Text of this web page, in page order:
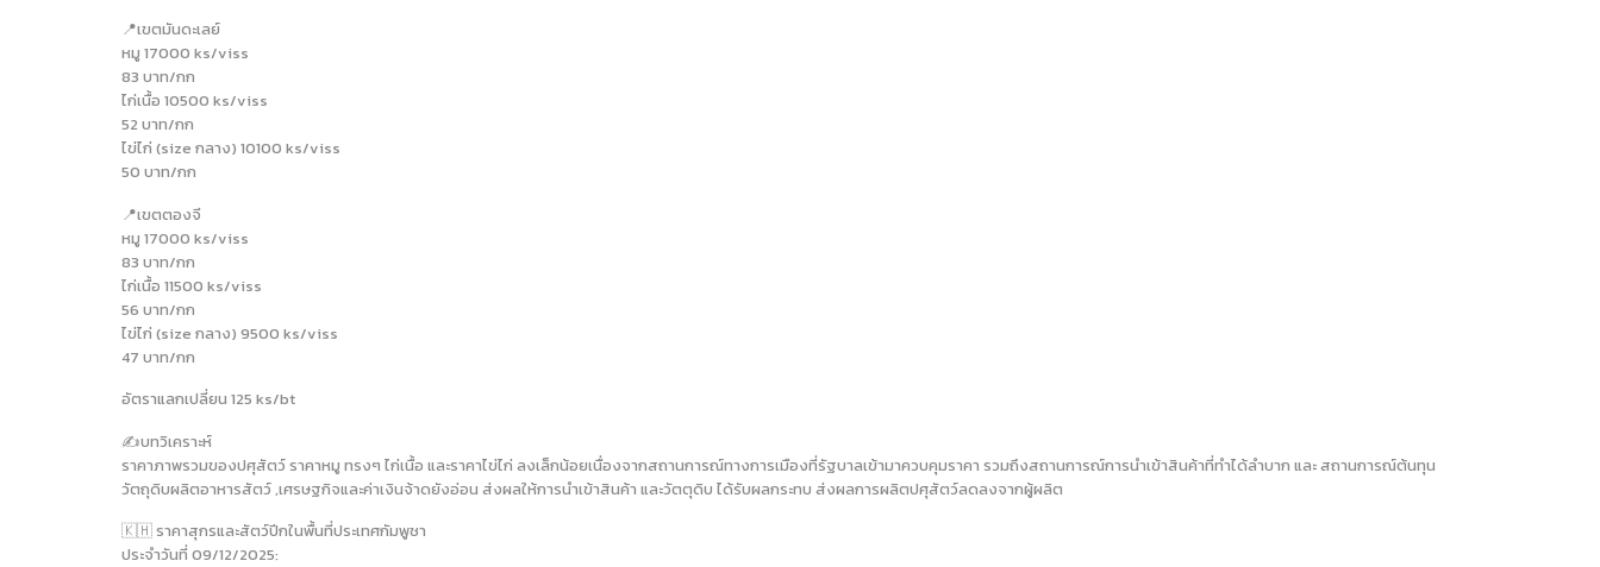
📍เขตมันดะเลย์
หมู 17000 ks/viss
83 บาท/กก
ไก่เนื้อ 10500 ks/viss
52 บาท/กก
ไข่ไก่ (size กลาง) 10100 ks/viss
50 บาท/กก
📍เขตตองจี
หมู 17000 ks/viss
83 บาท/กก
ไก่เนื้อ 11500 ks/viss
56 บาท/กก
ไข่ไก่ (size กลาง) 9500 ks/viss
47 บาท/กก
อัตราแลกเปลี่ยน 125 ks/bt
✍️บทวิเคราะห์
ราคาภาพรวมของปศุสัตว์ ราคาหมู ทรงๆ ไก่เนื้อ และราคาไข่ไก่ ลงเล็กน้อยเนื่องจากสถานการณ์ทางการเมืองที่รัฐบาลเข้ามาควบคุมราคา รวมถึงสถานการณ์การนำเข้าสินค้าที่ทำได้ลำบาก และ สถานการณ์ต้นทุน
วัตถุดิบผลิตอาหารสัตว์ ,เศรษฐกิจและค่าเงินจ้าดยังอ่อน ส่งผลให้การนำเข้าสินค้า และวัตตุดิบ ได้รับผลกระทบ ส่งผลการผลิตปศุสัตว์ลดลงจากผู้ผลิต
🇰🇭 ราคาสุกรและสัตว์ปีกในพื้นที่ประเทศกัมพูชา
ประจำวันที่ 09/12/2025: